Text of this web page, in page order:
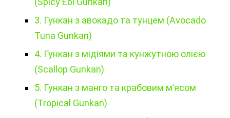
3. Гункан з авокадо та тунцем (Avocado
Tuna Gunkan)
4. Гункан з мідіями та кунжутною олією
(Scallop Gunkan)
5. Гункан з манго та крабовим м’ясом
(Tropical Gunkan)